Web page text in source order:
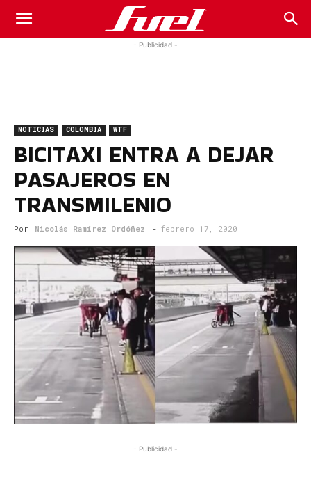
Fuel
Magazine
- Publicidad -
NOTICIAS COLOMBIA WTF
BICITAXI ENTRA A DEJAR
PASAJEROS EN
TRANSMILENIO
Por Nicolás Ramírez Ordóñez - febrero 17, 2020
- Publicidad -